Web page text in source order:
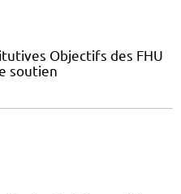
Objectifs des FHU
soutien